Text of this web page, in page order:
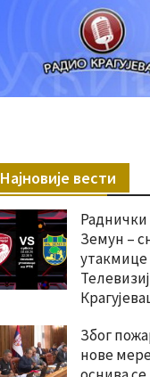
Најновије вести
Раднички
Земун –
утакмице
Због
нове